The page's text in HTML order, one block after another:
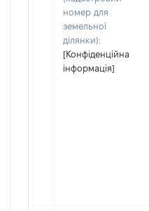
номер для
земельної
ділянки):
[Конфіденційна
інформація]